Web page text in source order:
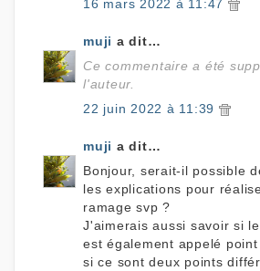
16 mars 2022 à 11:47
muji a dit…
Ce commentaire a été
l'auteur.
22 juin 2022 à 11:39
muji a dit…
Bonjour, serait-il possible
les explications pour
ramage svp ?
J'aimerais aussi savoir si
est également appelé
si ce sont deux points